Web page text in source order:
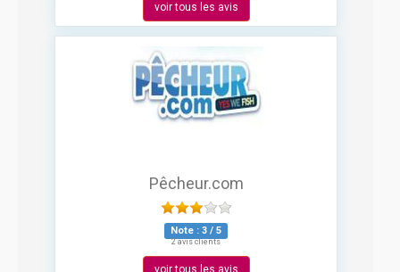
voir tous les avis
Pêcheur.com
Note : 3 / 5
2 avis clients
voir tous les avis